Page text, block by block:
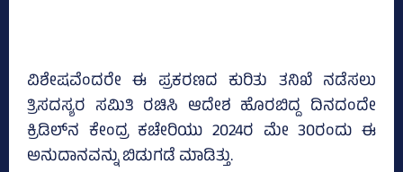
ವಿಶೇಷವೆಂದರೇ ಈ ಪ್ರಕರಣದ ಕುರಿತು ತನಿಖೆ ನಡೆಸಲು
ತ್ರಿಸದಸ್ಯರ ಸಮಿತಿ ರಚಿಸಿ ಆದೇಶ ಹೊರಬಿದ್ದ ದಿನದಂದೇ
ಕ್ರಿಡಿಲ್‌ನ ಕೇಂದ್ರ ಕಚೇರಿಯು 2024ರ ಮೇ 30ರಂದು ಈ
ಅನುದಾನವನ್ನು ಬಿಡುಗಡೆ ಮಾಡಿತ್ತು.